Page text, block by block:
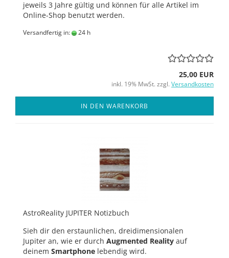
jeweils 3 Jahre gültig und können für alle Artikel im
Online-Shop benutzt werden.
Versandfertig in: 24 h
25,00 EUR
inkl. 19% MwSt. zzgl. Versandkosten
IN DEN WARENKORB
AstroReality JUPITER Notizbuch
Sieh dir den erstaunlichen, dreidimensionalen
Jupiter an, wie er durch Augmented Reality auf
deinem Smartphone lebendig wird.